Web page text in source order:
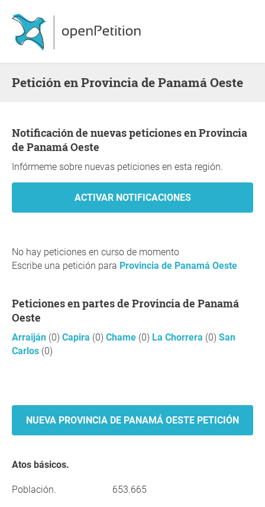
Petición en Provincia de Panamá Oeste
Notificación de nuevas peticiones en Provincia
de Panamá Oeste
Infórmeme sobre nuevas peticiones en esta región.
No hay peticiones en curso de momento
Escribe una petición para Provincia de Panamá Oeste
Peticiones en partes de Provincia de Panamá
Oeste
Arraiján (0) Capira (0) Chame (0) La Chorrera (0) San
Carlos (0)
NUEVA PROVINCIA DE PANAMÁ OESTE PETICIÓN
Atos básicos.
Población. 653.665